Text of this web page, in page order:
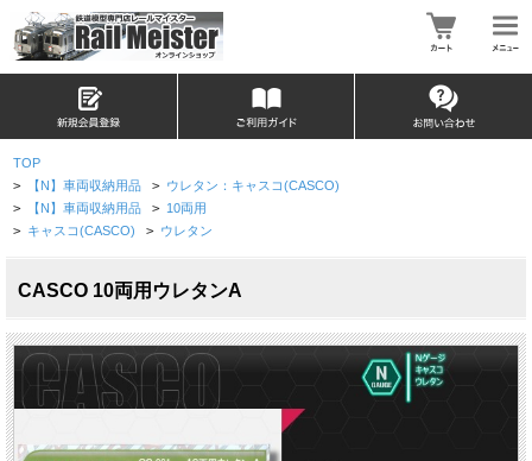
TOP
> 【N】車両収納用品 > ウレタン：キャスコ(CASCO)
> 【N】車両収納用品 > 10両用
> キャスコ(CASCO) > ウレタン
CASCO 10両用ウレタンA